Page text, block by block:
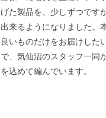
げた製品を、少しずつです
出来るようになりました。
良いものだけをお届けした
で、気仙沼のスタッフ一同
を込めて編んでいます。